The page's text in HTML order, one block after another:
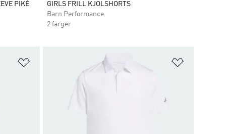
PIKÉ
GIRLS FRILL KJOLSHORTS
Barn Performance
2 färger
Lägg till på önskelistan